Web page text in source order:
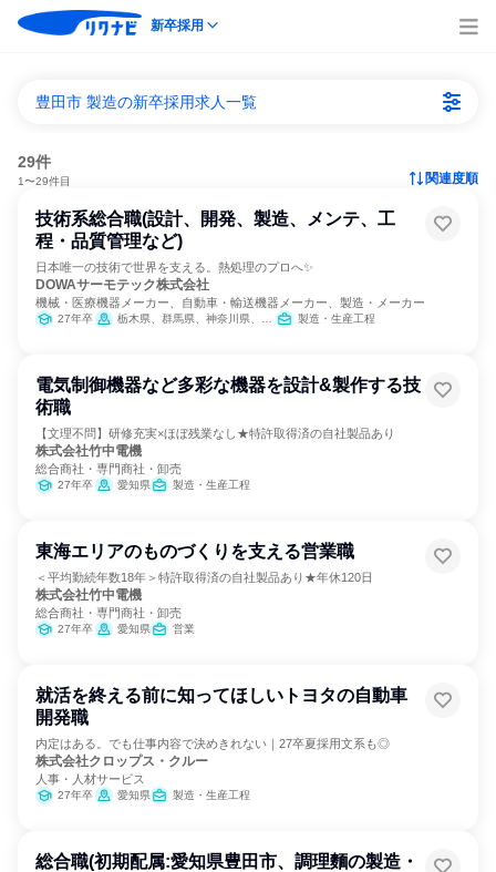
新卒採用
豊田市 製造の新卒採用求人一覧
29件
1〜29件目 関連度順
技術系総合職(設計、開発、製造、メンテ、工
程・品質管理など)
日本唯一の技術で世界を支える。熱処理のプロへ✨
DOWAサーモテック株式会社
機械・医療機器メーカー、自動車・輸送機器メーカー、製造・メーカー
27年卒 栃木県、群馬県、神奈川県、静岡県、愛知県、滋賀県 製造・生産工程
電気制御機器など多彩な機器を設計&製作する技
術職
【文理不問】研修充実×ほぼ残業なし★特許取得済の自社製品あり
株式会社竹中電機
総合商社・専門商社・卸売
27年卒 愛知県 製造・生産工程
東海エリアのものづくりを支える営業職
＜平均勤続年数18年＞特許取得済の自社製品あり★年休120日
株式会社竹中電機
総合商社・専門商社・卸売
27年卒 愛知県 営業
就活を終える前に知ってほしいトヨタの自動車
開発職
内定はある。でも仕事内容で決めきれない｜27卒夏採用文系も◎
株式会社クロップス・クルー
人事・人材サービス
27年卒 愛知県 製造・生産工程
総合職(初期配属:愛知県豊田市、調理麵の製造・